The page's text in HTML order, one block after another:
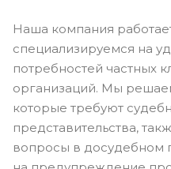
Наша компания
специализируемся на
потребностей частных
организаций. Мы
которые требуют
представительства,
вопросы в досудебном